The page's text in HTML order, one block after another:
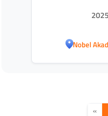
2025
Nobel
«